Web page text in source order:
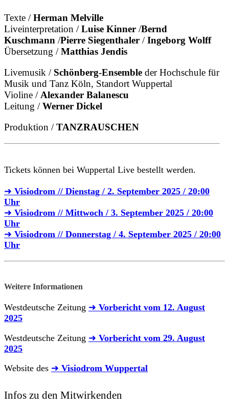
Texte /Herman Melville
Liveinterpretation /Luise Kinner /Bernd
Kuschmann /Pierre Siegenthaler /Ingeborg Wolff
Übersetzung /Matthias Jendis
Livemusik / Schönberg-Ensemble der Hochschule für
Musik und Tanz Köln, Standort Wuppertal
Violine / Alexander Balanescu
Leitung /Werner Dickel
Produktion /TANZRAUSCHEN
Tickets können bei Wuppertal Live bestellt werden.
➜ Visiodrom // Dienstag / 2. September 2025 / 20:00
Uhr
➜ Visiodrom // Mittwoch / 3. September 2025 / 20:00
Uhr
➜ Visiodrom // Donnerstag / 4. September 2025 / 20:00
Uhr
Weitere Informationen
Westdeutsche Zeitung ➜ Vorbericht vom 12. August
2025
Westdeutsche Zeitung ➜ Vorbericht vom 29. August
2025
Website des ➜ Visiodrom Wuppertal
Infos zu den Mitwirkenden